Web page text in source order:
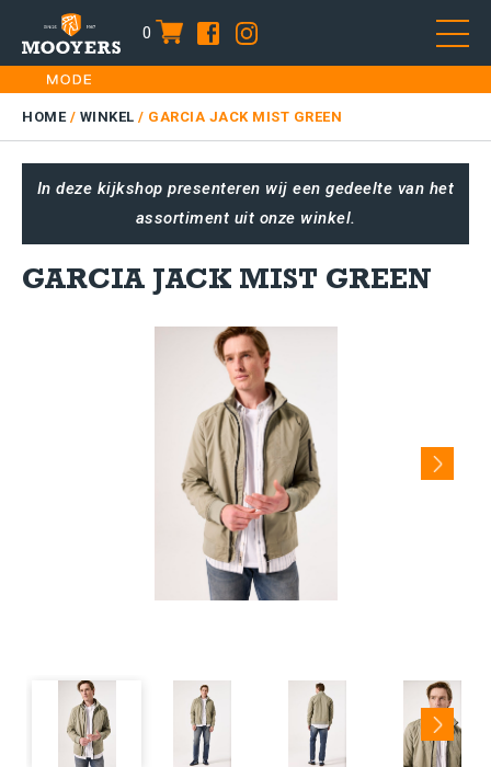
0 item
Skip
to
content
HOME
DAMES
KIDS
PLUS SIZE
HOME/ WINKEL / GARCIA JACK MIST GREEN
In deze kijkshop presenteren wij een gedeelte van het
assortiment uit onze winkel.
GARCIA JACK MIST GREEN
Next
Next